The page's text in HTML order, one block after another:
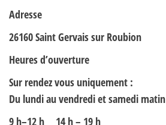
Adresse
26160 Saint Gervais sur Roubion
Heures d’ouverture
Sur rendez vous uniquement :
Du lundi au vendredi et samedi matin
9 h–12 h 14 h – 19 h